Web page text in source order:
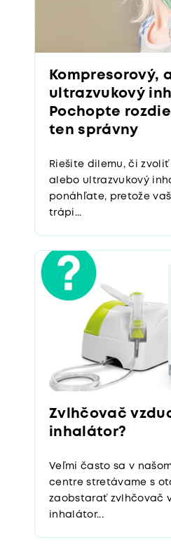
Kompresorový,
ultrazvukový
Pochopte
ten správny
Riešite dilemu, či zvoliť
alebo ultrazvukový
ponáhľate, pretože
trápi...
Zvlhčovač
inhalátor?
Veľmi často sa v
centre stretávame s
zaobstarať zvlhčovač
inhalátor...